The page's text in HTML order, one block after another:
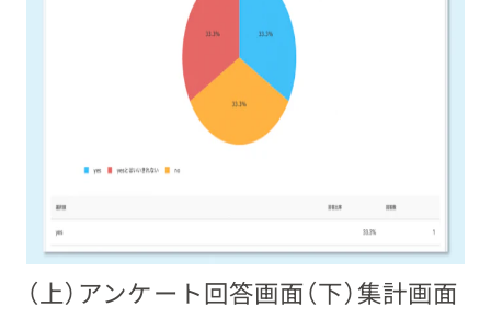
（上）アンケート回答画面（下）集計画面